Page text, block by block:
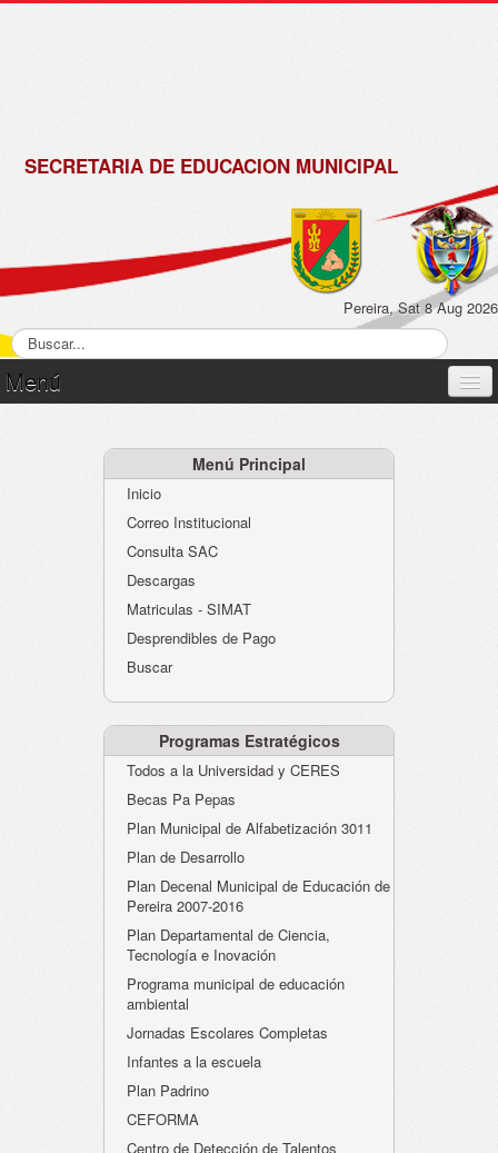
SECRETARIA DE EDUCACION MUNICIPAL
Pereira, Sat 8 Aug 2026
Menú
Atención al Ciudadano
Instituciones Educativas
Despacho Secretaría
Evaluación desempeño
Humano-Cesantías
Menú Principal
Inicio
Correo Institucional
Consulta SAC
Descargas
Matriculas - SIMAT
Desprendibles de Pago
Buscar
Programas Estratégicos
Todos a la Universidad y CERES
Becas Pa Pepas
Plan Municipal de Alfabetización 3011
Plan de Desarrollo
Plan Decenal Municipal de Educación de
Pereira 2007-2016
Plan Departamental de Ciencia,
Tecnología e Inovación
Programa municipal de educación
ambiental
Jornadas Escolares Completas
Infantes a la escuela
Plan Padrino
CEFORMA
Centro de Detección de Talentos
de